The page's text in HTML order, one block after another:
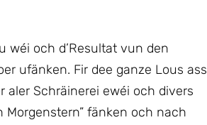
wéi och d’Resultat vun den
ufänken. Fir dee ganze Lous ass
aler Schräinerei ewéi och divers
fänken och nach